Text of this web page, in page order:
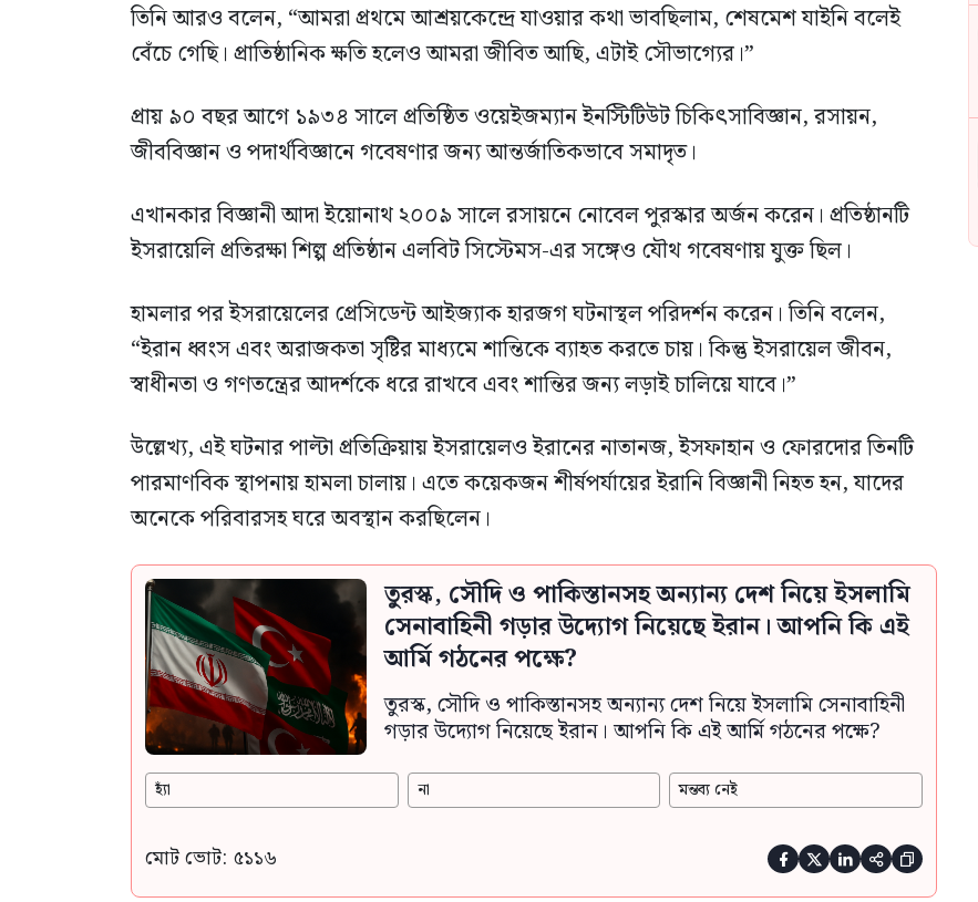
তিনি আরও বলেন, “আমরা প্রথমে আশ্রয়কেন্দ্রে যাওয়ার কথা ভাবছিলাম, শেষমেশ যাইনি বলেই
বেঁচে গেছি। প্রাতিষ্ঠানিক ক্ষতি হলেও আমরা জীবিত আছি, এটাই সৌভাগ্যের।”
প্রায় ৯০ বছর আগে ১৯৩৪ সালে প্রতিষ্ঠিত ওয়েইজম্যান ইনস্টিটিউট চিকিৎসাবিজ্ঞান, রসায়ন,
জীববিজ্ঞান ও পদার্থবিজ্ঞানে গবেষণার জন্য আন্তর্জাতিকভাবে সমাদৃত।
এখানকার বিজ্ঞানী আদা ইয়োনাথ ২০০৯ সালে রসায়নে নোবেল পুরস্কার অর্জন করেন। প্রতিষ্ঠানটি
ইসরায়েলি প্রতিরক্ষা শিল্প প্রতিষ্ঠান এলবিট সিস্টেমস-এর সঙ্গেও যৌথ গবেষণায় যুক্ত ছিল।
হামলার পর ইসরায়েলের প্রেসিডেন্ট আইজ্যাক হারজগ ঘটনাস্থল পরিদর্শন করেন। তিনি বলেন,
“ইরান ধ্বংস এবং অরাজকতা সৃষ্টির মাধ্যমে শান্তিকে ব্যাহত করতে চায়। কিন্তু ইসরায়েল জীবন,
স্বাধীনতা ও গণতন্ত্রের আদর্শকে ধরে রাখবে এবং শান্তির জন্য লড়াই চালিয়ে যাবে।”
উল্লেখ্য, এই ঘটনার পাল্টা প্রতিক্রিয়ায় ইসরায়েলও ইরানের নাতানজ, ইসফাহান ও ফোরদোর তিনটি
পারমাণবিক স্থাপনায় হামলা চালায়। এতে কয়েকজন শীর্ষপর্যায়ের ইরানি বিজ্ঞানী নিহত হন, যাদের
অনেকে পরিবারসহ ঘরে অবস্থান করছিলেন।
তুরস্ক, সৌদি ও পাকিস্তানসহ অন্যান্য দেশ নিয়ে ইসলামি
সেনাবাহিনী গড়ার উদ্যোগ নিয়েছে ইরান। আপনি কি এই
আর্মি গঠনের পক্ষে?
তুরস্ক, সৌদি ও পাকিস্তানসহ অন্যান্য দেশ নিয়ে ইসলামি সেনাবাহিনী
গড়ার উদ্যোগ নিয়েছে ইরান। আপনি কি এই আর্মি গঠনের পক্ষে?
হ্যাঁ না মন্তব্য নেই
মোট ভোট: ৫১১৬     